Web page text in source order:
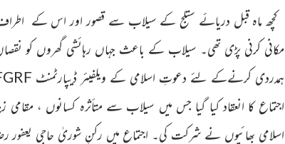
کچھ ماہ قبل دریائے ستلج کے سیلاب سے قصور اور اس کے
مکانی کرنی پڑی تھی۔ سیلاب کے باعث جہاں رہائشی گھروں کو نقصان
ہمدردی کرنےکے لئے دعوتِ اسلامی کے ویلفیئر ڈیپارٹمنٹ
اجتماع کا انعقاد کیا گیا جس میں سیلاب سے متأثرہ کسانوں ، مقامی
اسلامی بھائیوں نے شرکت کی۔ اجتماع میں رکنِ شوریٰ حاجی یعفور